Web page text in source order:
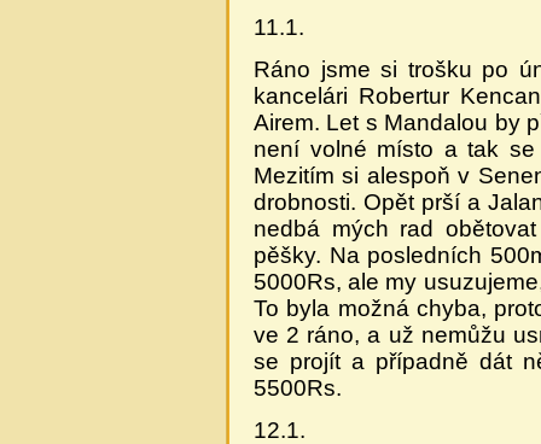
11.1.
Ráno jsme si trošku po
kancelári Robertur
Airem. Let s Mandalou by
není volné místo a tak
Mezitím si alespoň v
drobnosti. Opět prší a
nedbá mých rad
pěšky. Na posledních
5000Rs, ale my
To byla možná chyba,
ve 2 ráno, a už nemůžu
se projít a případně dát
5500Rs.
12.1.